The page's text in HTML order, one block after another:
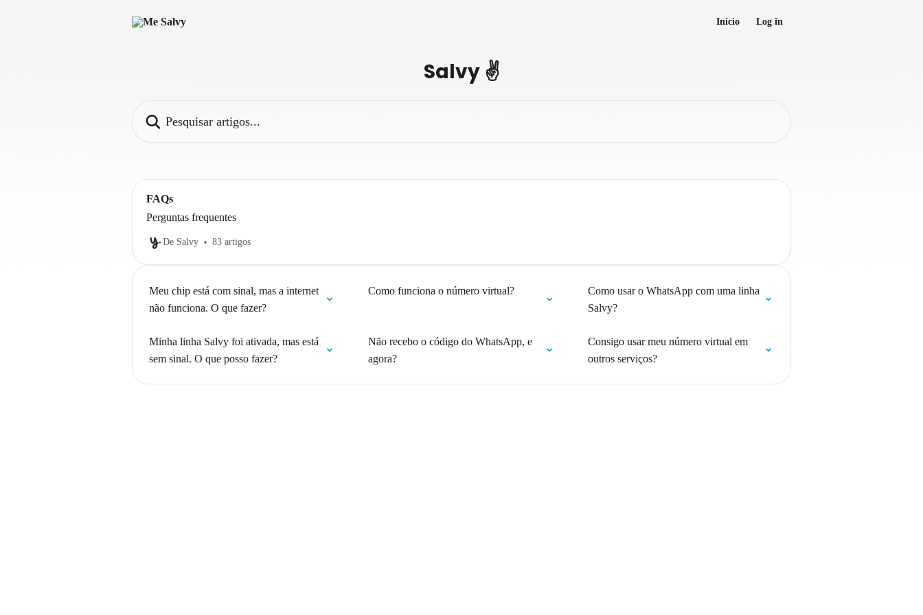
Início Log in
Salvy ✌️
FAQs
Perguntas frequentes
De Salvy 83 artigos
Meu chip está com sinal, mas a internet
não funciona. O que fazer?
Como funciona o número virtual?
Como usar o WhatsApp com uma linha
Salvy?
Minha linha Salvy foi ativada, mas está
sem sinal. O que posso fazer?
Não recebo o código do WhatsApp, e
agora?
Consigo usar meu número virtual em
outros serviços?